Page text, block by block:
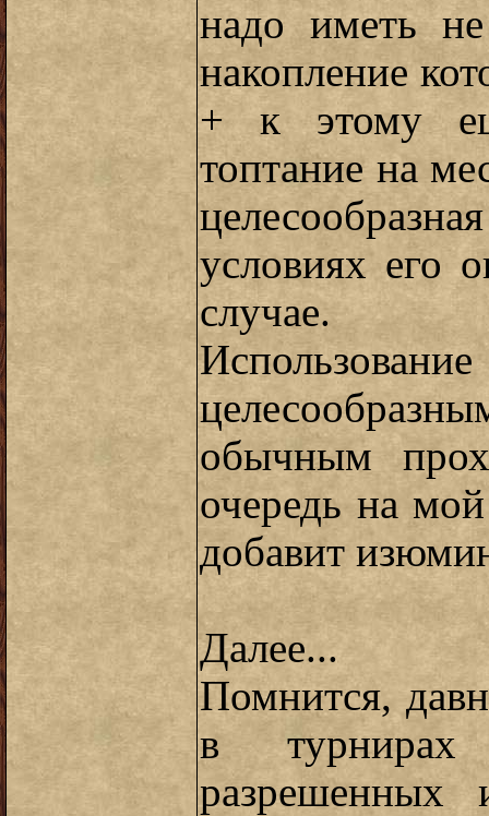
надо иметь
накопление
+ к этому
топтание на
условиях его
случае.
обычным
очередь на
добавит
Далее...
Помнится,
в
разрешенных